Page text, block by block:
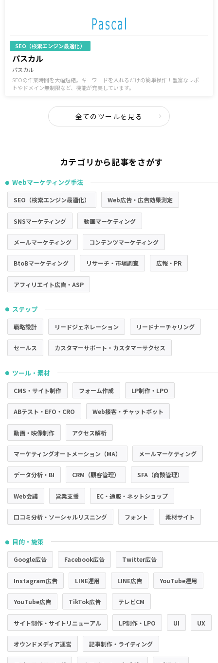
SEO（検索エンジン最適化）
パスカル
パスカル
SEOの作業時間を大幅短縮。キーワードを入れるだけの簡単操作！豊富なレポー
トやドメイン無制限など、機能が充実しています。
全てのツールを見る
カテゴリから記事をさがす
● Webマーケティング手法
SEO（検索エンジン最適化） Web広告・広告効果測定
SNSマーケティング 動画マーケティング
メールマーケティング コンテンツマーケティング
BtoBマーケティング リサーチ・市場調査 広報・PR
アフィリエイト広告・ASP
● ステップ
戦略設計 リードジェネレーション リードナーチャリング
セールス カスタマーサポート・カスタマーサクセス
● ツール・素材
CMS・サイト制作 フォーム作成 LP制作・LPO
ABテスト・EFO・CRO Web接客・チャットボット
動画・映像制作 アクセス解析
マーケティングオートメーション（MA） メールマーケティング
データ分析・BI CRM（顧客管理） SFA（商談管理）
Web会議 営業支援 EC・通販・ネットショップ
口コミ分析・ソーシャルリスニング フォント 素材サイト
● 目的・施策
Google広告 Facebook広告 Twitter広告
Instagram広告 LINE運用 LINE広告 YouTube運用
YouTube広告 TikTok広告 テレビCM
サイト制作・サイトリニューアル LP制作・LPO UI UX
オウンドメディア運営 記事制作・ライティング